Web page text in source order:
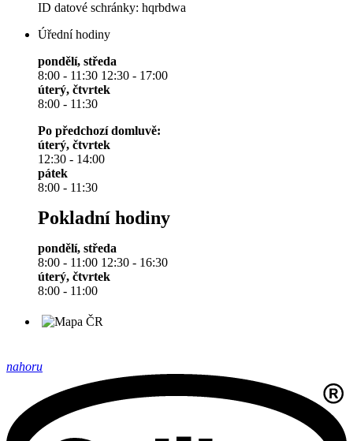
ID datové schránky: hqrbdwa
Úřední hodiny
pondělí, středa
8:00 - 11:30 12:30 - 17:00
úterý, čtvrtek
8:00 - 11:30
Po předchozí domluvě:
úterý, čtvrtek
12:30 - 14:00
pátek
8:00 - 11:30
Pokladní hodiny
pondělí, středa
8:00 - 11:00 12:30 - 16:30
úterý, čtvrtek
8:00 - 11:00
nahoru